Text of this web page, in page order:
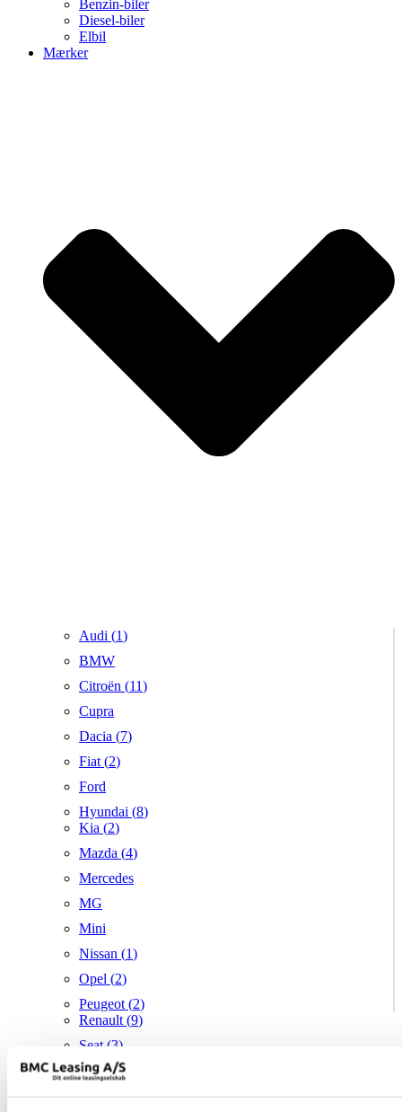
Benzin-biler
Diesel-biler
Elbil
Mærker
Audi (1)
BMW
Citroën (11)
Cupra
Dacia (7)
Fiat (2)
Ford
Hyundai (8)
Kia (2)
Mazda (4)
Mercedes
MG
Mini
Nissan (1)
Opel (2)
Peugeot (2)
Renault (9)
Seat (3)
Skoda (1
Suzuki